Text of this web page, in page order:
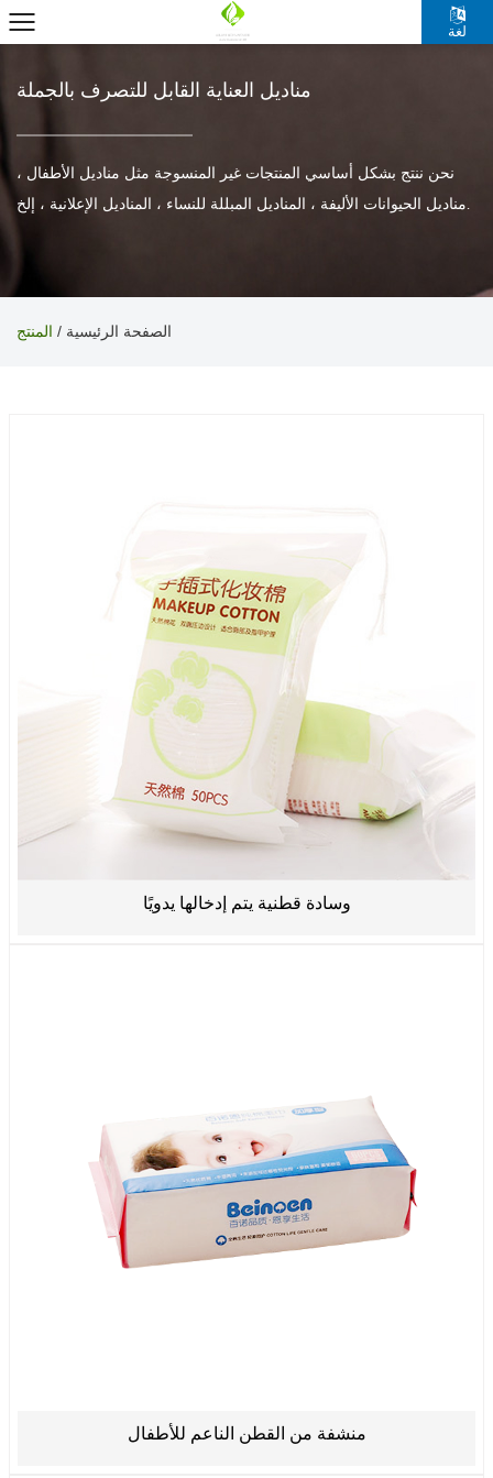
لغة
مناديل العناية القابل للتصرف بالجملة
نحن ننتج بشكل أساسي المنتجات غير المنسوجة مثل مناديل الأطفال ،
مناديل الحيوانات الأليفة ، المناديل المبللة للنساء ، المناديل الإعلانية ، إلخ.
الصفحة الرئيسية / المنتج
وسادة قطنية يتم إدخالها يدويًا
منشفة من القطن الناعم للأطفال